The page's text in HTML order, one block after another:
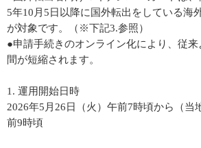
5年10月5日以降に国外転出をしている海
が対象です。（※下記3.参照）
●申請手続きのオンライン化により、従
間が短縮されます。
1. 運用開始日時
2026年5月26日（火）午前7時頃から（
前9時頃